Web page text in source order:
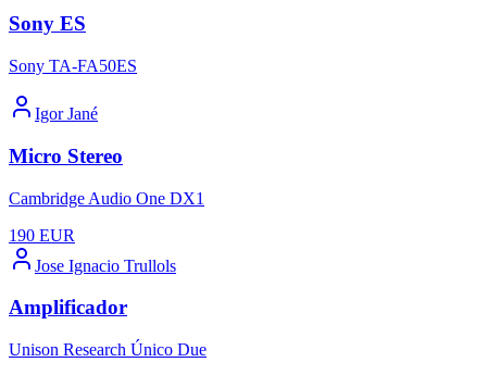
Sony ES
Sony TA-FA50ES
Igor Jané
Micro Stereo
Cambridge Audio One DX1
190 EUR
Jose Ignacio Trullols
Amplificador
Unison Research Único Due